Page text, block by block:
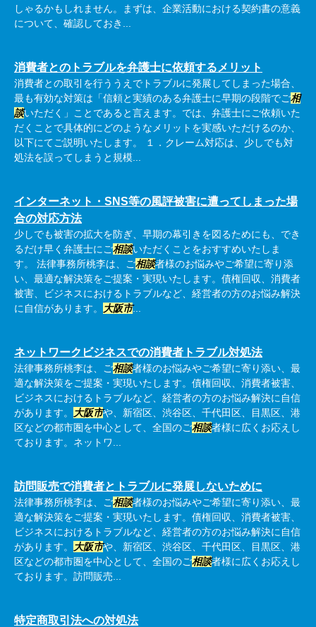
しゃるかもしれません。まずは、企業活動における契約書の意義
について、確認しておき...
消費者とのトラブルを弁護士に依頼するメリット
消費者との取引を行ううえでトラブルに発展してしまった場合、
最も有効な対策は「信頼と実績のある弁護士に早期の段階でご相
談いただく」ことであると言えます。では、弁護士にご依頼いた
だくことで具体的にどのようなメリットを実感いただけるのか、
以下にてご説明いたします。 １．クレーム対応は、少しでも対
処法を誤ってしまうと規模...
インターネット・SNS等の風評被害に遭ってしまった場
合の対応方法
少しでも被害の拡大を防ぎ、早期の幕引きを図るためにも、でき
るだけ早く弁護士にご相談いただくことをおすすめいたしま
す。 法律事務所桃李は、ご相談者様のお悩みやご希望に寄り添
い、最適な解決策をご提案・実現いたします。債権回収、消費者
被害、ビジネスにおけるトラブルなど、経営者の方のお悩み解決
に自信があります。
大阪市...
ネットワークビジネスでの消費者トラブル対処法
法律事務所桃李は、ご相談者様のお悩みやご希望に寄り添い、最
適な解決策をご提案・実現いたします。債権回収、消費者被害、
ビジネスにおけるトラブルなど、経営者の方のお悩み解決に自信
があります。
大阪市や、新宿区、渋谷区、千代田区、目黒区、港
区などの都市圏を中心として、全国のご相談者様に広くお応えし
ております。ネットワ...
訪問販売で消費者とトラブルに発展しないために
法律事務所桃李は、ご相談者様のお悩みやご希望に寄り添い、最
適な解決策をご提案・実現いたします。債権回収、消費者被害、
ビジネスにおけるトラブルなど、経営者の方のお悩み解決に自信
があります。
大阪市や、新宿区、渋谷区、千代田区、目黒区、港
区などの都市圏を中心として、全国のご相談者様に広くお応えし
ております。訪問販売...
特定商取引法への対処法